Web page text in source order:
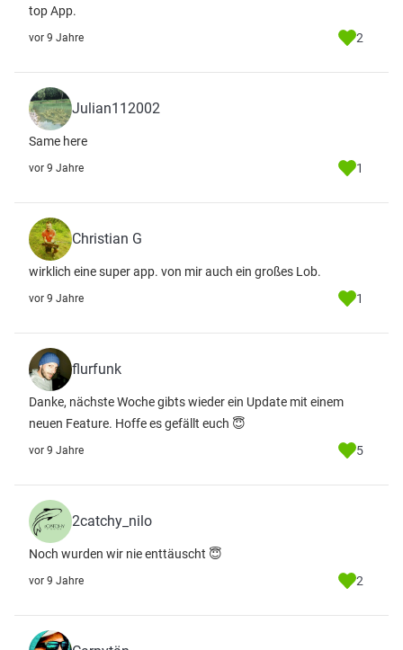
top App.
vor 9 Jahre 2
Julian112002
Same here
vor 9 Jahre 1
Christian G
wirklich eine super app. von mir auch ein großes Lob.
vor 9 Jahre 1
flurfunk
Danke, nächste Woche gibts wieder ein Update mit einem
neuen Feature. Hoffe es gefällt euch 😇
vor 9 Jahre 5
2catchy_nilo
Noch wurden wir nie enttäuscht 😇
vor 9 Jahre 2